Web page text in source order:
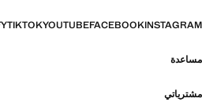
INSTAGRAM
FACEBOOK
YOUTUBE
TIKTOK
مساعدة
مشترياتي